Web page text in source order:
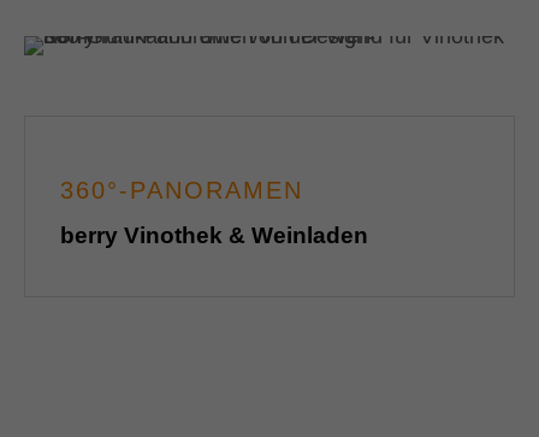
360°-PANORAMEN
berry Vinothek & Weinladen